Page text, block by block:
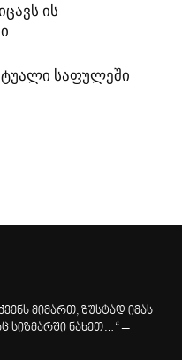
ის
საფულეში
მიმართ, ზუსტად იმას
სიზმარში ნახეთ…“ –